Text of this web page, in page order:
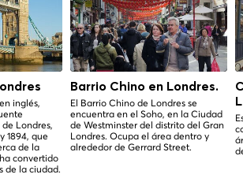
inglés,
Londres,
1894, que
de la
convertido
de la ciudad.
Barrio Chino en Londres.
El Barrio Chino de Londres se
encuentra en el Soho, en la Ciudad
de Westminster del distrito del Gran
Londres. Ocupa el área dentro y
alrededor de Gerrard Street.